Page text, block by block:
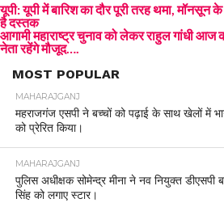
यूपी: यूपी में बारिश का दौर पूरी तरह थमा, मॉनसून
है दस्तक
आगामी महाराष्ट्र चुनाव को लेकर राहुल गांधी आज
नेता रहेंगे मौजूद….
MOST POPULAR
MAHARAJGANJ
महराजगंज एसपी ने बच्चों को पढ़ाई के साथ खेलों में
को प्रेरित किया।
MAHARAJGANJ
पुलिस अधीक्षक सोमेन्द्र मीना ने नव नियुक्त डीएसपी
सिंह को लगाए स्टार।